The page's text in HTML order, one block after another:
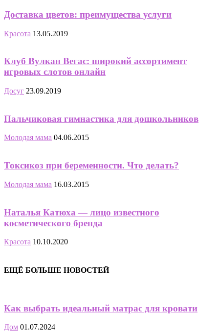
Доставка цветов: преимущества услуги
Красота 13.05.2019
Клуб Вулкан Вегас: широкий ассортимент
игровых слотов онлайн
Досуг 23.09.2019
Пальчиковая гимнастика для дошкольников
Молодая мама 04.06.2015
Токсикоз при беременности. Что делать?
Молодая мама 16.03.2015
Наталья Катюха — лицо известного
косметического бренда
Красота 10.10.2020
ЕЩЁ БОЛЬШЕ НОВОСТЕЙ
Как выбрать идеальный матрас для кровати
Дом 01.07.2024